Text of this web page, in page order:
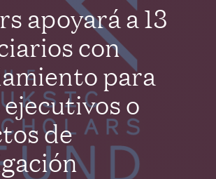
apoyará a 13
con
para
o
de